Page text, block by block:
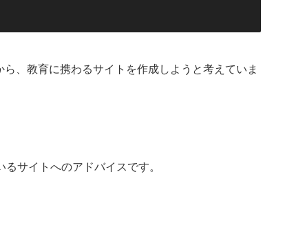
、教育に携わるサイトを作成しようと考えていま
サイトへのアドバイスです。